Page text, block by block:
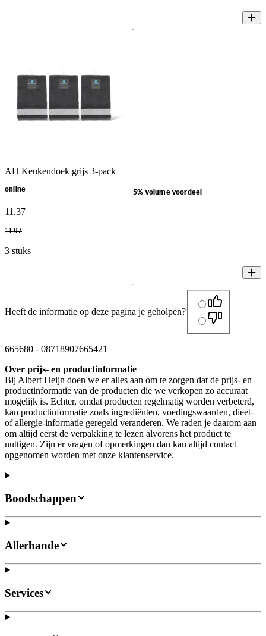
AH Keukendoek grijs 3-pack
online 5% volume voordeel
11 .37
11.97
3 stuks
Heeft de informatie op deze pagina je geholpen?
665680 - 08718907665421
Over prijs- en productinformatie
Bij Albert Heijn doen we er alles aan om te zorgen dat de prijs- en
productinformatie van de producten die we verkopen zo accuraat
mogelijk is. Echter, omdat producten regelmatig worden verbeterd,
kan productinformatie zoals ingrediënten, voedingswaarden, dieet-
of allergie-informatie geregeld veranderen. We raden je daarom aan
om altijd eerst de verpakking te lezen alvorens het product te
nuttigen. Zijn er vragen of opmerkingen dan kan altijd contact
opgenomen worden met onze klantenservice.
Boodschappen
Allerhande
Services